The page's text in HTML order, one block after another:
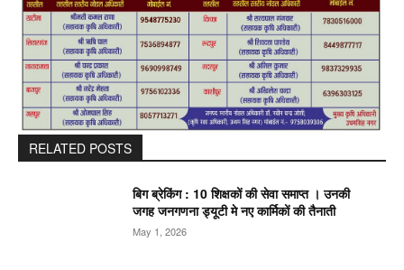
RELATED POSTS
बिग ब्रेकिंग : 10 शिक्षकों की सेवा समाप्त । उनकी
जगह जनगणना ड्यूटी मे नए कार्मिकों की तैनाती
May 1, 2026